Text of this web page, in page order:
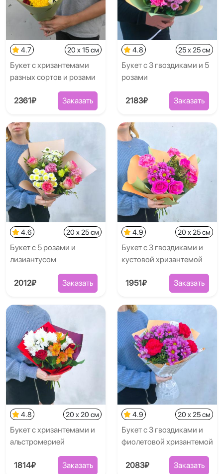
4.7 20 x 15 см
Букет с хризантемами
разных сортов и розами
2361₽ Заказать
4.8 25 x 25 см
Букет с 3 гвоздиками и 5
розами
2183₽ Заказать
4.6 20 x 25 см
Букет с 5 розами и
лизиантусом
2012₽ Заказать
4.9 20 x 25 см
Букет с 3 гвоздиками и
кустовой хризантемой
1951₽ Заказать
4.8 20 x 20 см
Букет с хризантемами и
альстромерией
1814₽ Заказать
4.9 20 x 25 см
Букет с 3 гвоздиками и
фиолетовой хризантемой
2083₽ Заказать